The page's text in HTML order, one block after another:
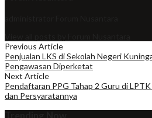
Previous Article
Penjualan LKS di Sekolah Negeri
Pengawasan Diperketat
Next Article
Pendaftaran PPG Tahap 2 Guru di
dan Persyaratannya